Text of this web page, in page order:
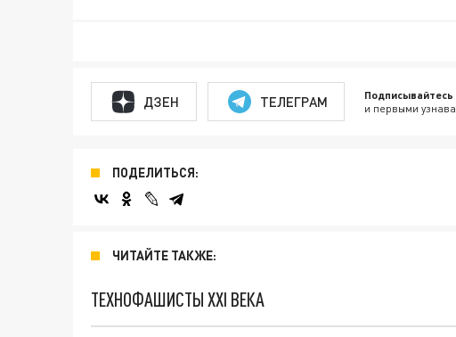
ДЗЕН ТЕЛЕГРАМ и первыми
ПОДЕЛИТЬСЯ:
ЧИТАЙТЕ ТАКЖЕ:
ТЕХНОФАШИСТЫ XXI ВЕКА